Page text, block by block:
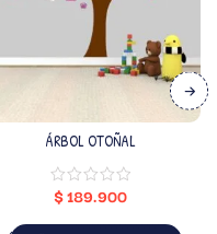
ÁRBOL OTOÑAL
$189.900